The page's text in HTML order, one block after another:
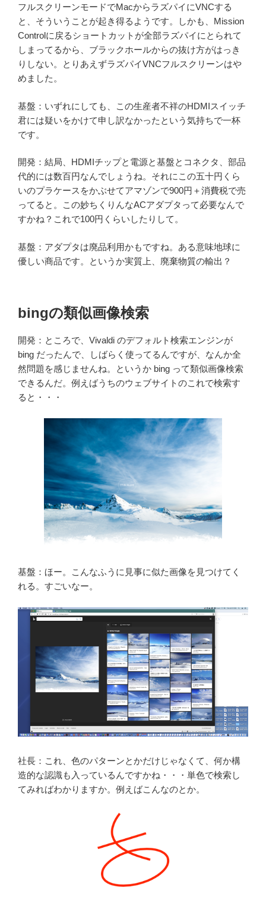
フルスクリーンモードでMacからラズパイにVNCする
と、そういうことが起き得るようです。しかも、Mission
Controlに戻るショートカットが全部ラズパイにとられて
しまってるから、ブラックホールからの抜け方がはっき
りしない。とりあえずラズパイVNCフルスクリーンはや
めました。
基盤：いずれにしても、この生産者不祥のHDMIスイッチ
君には疑いをかけて申し訳なかったという気持ちで一杯
です。
開発：結局、HDMIチップと電源と基盤とコネクタ、部品
代的には数百円なんでしょうね。それにこの五十円くら
いのプラケースをかぶせてアマゾンで900円＋消費税で売
ってると。この妙ちくりんなACアダプタって必要なんで
すかね？これで100円くらいしたりして。
基盤：アダプタは廃品利用かもですね。ある意味地球に
優しい商品です。というか実質上、廃棄物質の輸出？
bingの類似画像検索
開発：ところで、Vivaldi のデフォルト検索エンジンが
bing だったんで、しばらく使ってるんですが、なんか全
然問題を感じませんね。というか bing って類似画像検索
できるんだ。例えばうちのウェブサイトのこれで検索す
ると・・・
基盤：ほー。こんなふうに見事に似た画像を見つけてく
れる。すごいなー。
社長：これ、色のパターンとかだけじゃなくて、何か構
造的な認識も入っているんですかね・・・単色で検索し
てみればわかりますか。例えばこんなのとか。